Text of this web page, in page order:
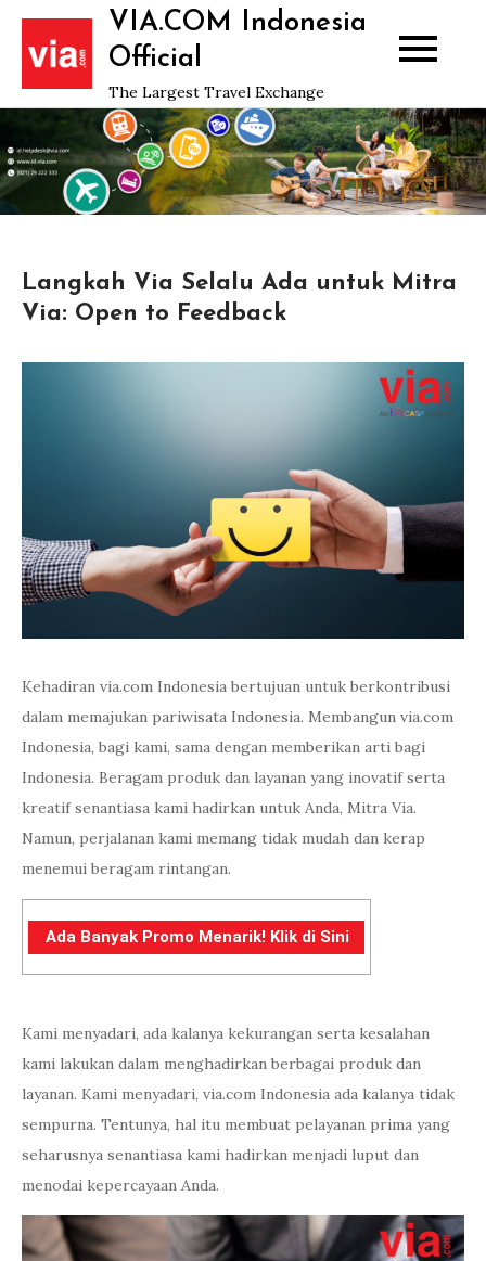
Skip
content
VIA.COM Indonesia
Official
The Largest Travel Exchange
Langkah Via Selalu Ada untuk Mitra
Via: Open to Feedback
Kehadiran via.com Indonesia bertujuan untuk berkontribusi
dalam memajukan pariwisata Indonesia. Membangun via.com
Indonesia, bagi kami, sama dengan memberikan arti bagi
Indonesia. Beragam produk dan layanan yang inovatif serta
kreatif senantiasa kami hadirkan untuk Anda, Mitra Via.
Namun, perjalanan kami memang tidak mudah dan kerap
menemui beragam rintangan.
Ada Banyak Promo Menarik! Klik di Sini
Kami menyadari, ada kalanya kekurangan serta kesalahan
kami lakukan dalam menghadirkan berbagai produk dan
layanan. Kami menyadari, via.com Indonesia ada kalanya tidak
sempurna. Tentunya, hal itu membuat pelayanan prima yang
seharusnya senantiasa kami hadirkan menjadi luput dan
menodai kepercayaan Anda.